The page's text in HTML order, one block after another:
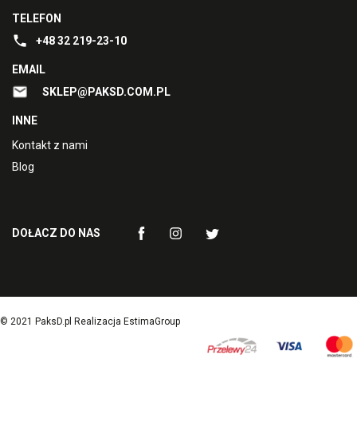
TELEFON
+48 32 219-23-10
EMAIL
SKLEP@PAKSD.COM.PL
INNE
Kontakt z nami
Blog
DOŁACZ DO NAS
© 2021 PaksD.pl Realizacja EstimaGroup